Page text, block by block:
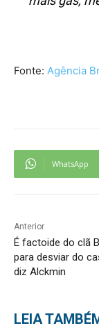
Fonte: Agência
WhatsApp
Anterior
É factoide do clã
para desviar do
diz Alckmin
LEIA